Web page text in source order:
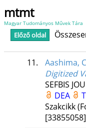
mtmt
Magyar Tudományos Művek Tára
Előző oldal
11. Aashima,
Digitized
SEFBIS
DEA
Szakcikk
[33855058]